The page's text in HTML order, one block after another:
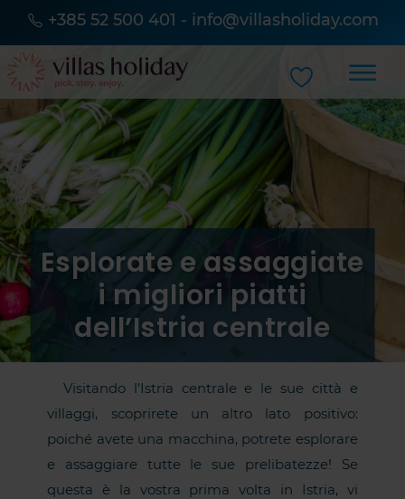
+385 52 500 401 - info@villasholiday.com
Esplorate e assaggiate
i migliori piatti
dell’Istria centrale
Visitando l’Istria centrale e le sue città e
villaggi, scoprirete un altro lato positivo:
poiché avete una macchina, potrete esplorare
e assaggiare tutte le sue prelibatezze! Se
questa è la vostra prima volta in Istria, vi